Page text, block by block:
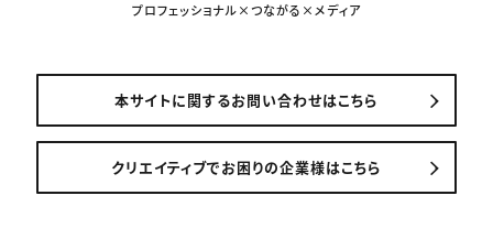
プロフェッショナル×つながる×メディア
本サイトに関するお問い合わせはこちら
クリエイティブでお困りの企業様はこちら